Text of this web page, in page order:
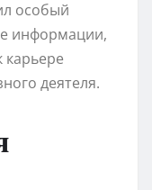
особый
информации,
карьере
деятеля.